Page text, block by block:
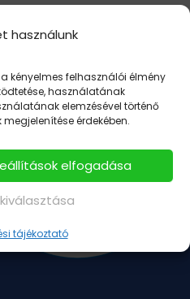
használunk
kényelmes felhasználói élmény
használatának
elemzésével történő
érdekében.
elfogadása
tájékoztató
memorilmite.hu
spaverin.hu